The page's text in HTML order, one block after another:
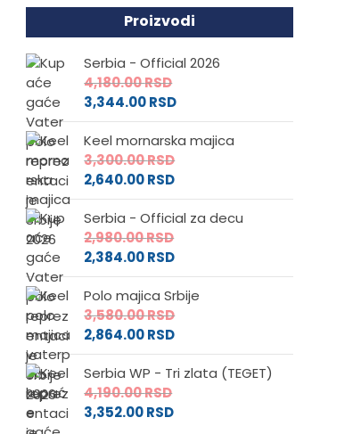
Proizvodi
Serbia - Official 2026
4,180.00RSD
3,344.00RSD
Keel mornarska majica
3,300.00RSD
2,640.00RSD
Serbia - Official za decu
2,980.00RSD
2,384.00RSD
Polo majica Srbije
3,580.00RSD
2,864.00RSD
Serbia WP - Tri zlata (TEGET)
4,190.00RSD
3,352.00RSD